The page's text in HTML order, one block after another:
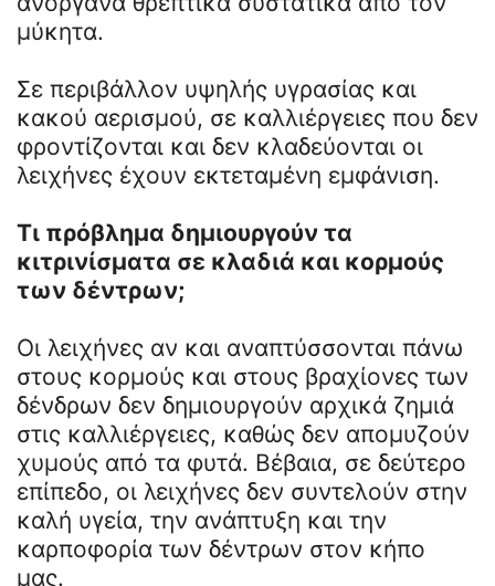
μύκητα.
Σε περιβάλλον υψηλής υγρασίας και
κακού αερισμού, σε καλλιέργειες που δεν
φροντίζονται και δεν κλαδεύονται οι
λειχήνες έχουν εκτεταμένη εμφάνιση.
Τι πρόβλημα δημιουργούν τα
κιτρινίσματα σε κλαδιά και κορμούς
των δέντρων;
Οι λειχήνες αν και αναπτύσσονται πάνω
στους κορμούς και στους βραχίονες των
δένδρων δεν δημιουργούν αρχικά ζημιά
στις καλλιέργειες, καθώς δεν απομυζούν
χυμούς από τα φυτά. Βέβαια, σε δεύτερο
επίπεδο, οι λειχήνες δεν συντελούν στην
καλή υγεία, την ανάπτυξη και την
καρποφορία των δέντρων στον κήπο
μας.